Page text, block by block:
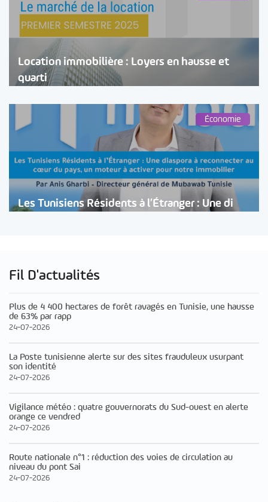
Location immobilière : Loyers en hausse et
quarti
Économie
Les Tunisiens Résidents à l’Étranger : Une di
Fil D'actualités
Plus de 4 400 hectares de forêt ravagés en Tunisie, une hausse
de 63% par rapp
24-07-2026
La Poste tunisienne alerte sur des sites frauduleux usurpant
son identité
24-07-2026
Vigilance météo : quatre gouvernorats du Sud-ouest en alerte
orange ce vendred
24-07-2026
Route nationale n°1 : réduction des voies de circulation au
niveau du pont Sai
24-07-2026